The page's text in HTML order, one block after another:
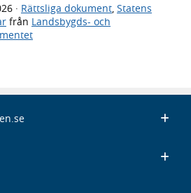
· Rättsliga dokument Statens
från Landsbygds- och